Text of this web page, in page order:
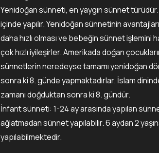
Yenidoğan sünneti, en yaygın sünnet
içinde yapılır. Yenidoğan sünnetinin
daha hızlı olması ve bebeğin sünnet işlemini
çok hızlı iyileşirler. Amerikada doğan
sünnetlerin neredeyse tamamı yenidoğan
sonra ki 8. günde yapmaktadırlar. İslam
zamanı doğduktan sonra ki 8. gündür.
İnfant sünneti: 1-24 ay arasında yapılan
ağlatmadan sünnet yapılabilir. 6 aydan 2
yapılabilmektedir.